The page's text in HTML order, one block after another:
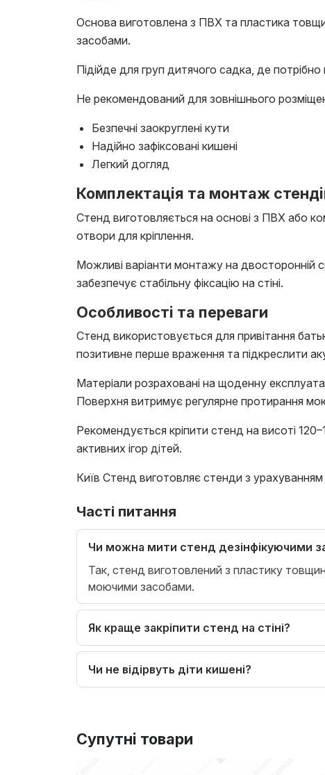
Основа виготовлена з ПВХ та пластика
засобами.
Підійде для груп дитячого садка, де
Не рекомендований для зовнішнього
Безпечні заокруглені кути
Надійно зафіксовані кишені
Легкий догляд
Комплектація та монтаж
Стенд виготовляється на основі з ПВХ або
отвори для кріплення.
Можливі варіанти монтажу на двосторонній
забезпечує стабільну фіксацію на стіні.
Особливості та переваги
Стенд використовується для привітання
позитивне перше враження та підкреслити
Матеріали розраховані на щоденну
Поверхня витримує регулярне протирання
Рекомендується кріпити стенд на висоті
активних ігор дітей.
Київ Стенд виготовляє стенди з
Часті питання
Чи можна мити стенд дезінфікуючими
Так, стенд виготовлений з пластику
моючими засобами.
Як краще закріпити стенд на стіні?
Чи не відірвуть діти кишені?
Супутні товари